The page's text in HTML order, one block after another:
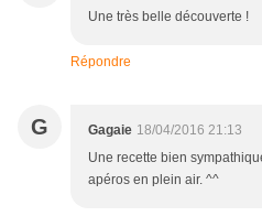
Une très belle découverte !
Répondre
G Gagaie 18/04/2016 21:13
Une recette bien
apéros en plein air. ^^